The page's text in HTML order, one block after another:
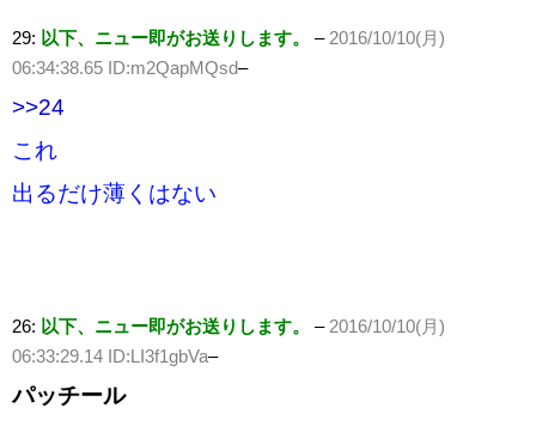
29: 以下、ニュー即がお送りします。 –2016/10/10(月)
06:34:38.65 ID:m2QapMQsd–
>>24
これ
出るだけ薄くはない
26: 以下、ニュー即がお送りします。 –2016/10/10(月)
06:33:29.14 ID:LI3f1gbVa–
パッチール